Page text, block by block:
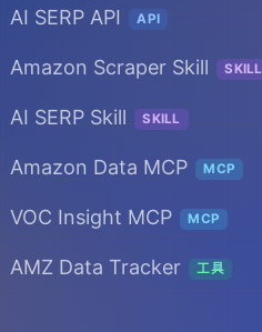
AI SERP API API
Amazon Scraper Skill SKILL
AI SERP Skill SKILL
Amazon Data MCP MCP
VOC Insight MCP MCP
AMZ Data Tracker 工具